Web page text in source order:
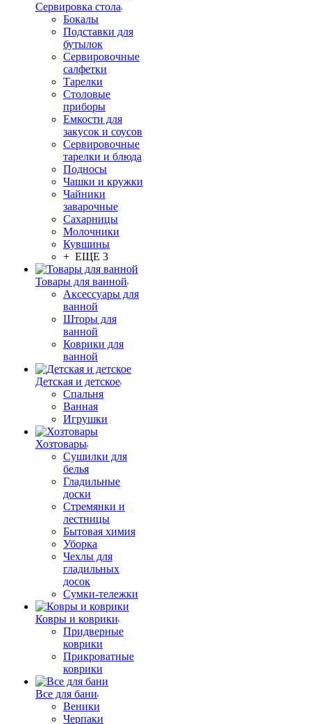
Сервировка стола
Бокалы
Подставки для
бутылок
Сервировочные
салфетки
Тарелки
Столовые
приборы
Емкости для
закусок и соусов
Сервировочные
тарелки и блюда
Подносы
Чашки и кружки
Чайники
заварочные
Сахарницы
Молочники
Кувшины
+ ЕЩЕ 3
Товары для ванной
Аксессуары для
ванной
Шторы для
ванной
Коврики для
ванной
Детская и детское
Спальня
Ванная
Игрушки
Хозтовары
Сушилки для
белья
Гладильные
доски
Стремянки и
лестницы
Бытовая химия
Уборка
Чехлы для
гладильных
досок
Сумки-тележки
Ковры и коврики
Придверные
коврики
Прикроватные
коврики
Все для бани
Веники
Черпаки